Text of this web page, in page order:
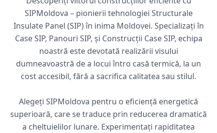
SIPMoldova – pionierii tehnologiei Structurale
Insulate Panel (SIP) în inima Moldovei. Specializați în
Case SIP, Panouri SIP, și Construcții Case SIP, echipa
noastră este devotată realizării visului
dumneavoastră de a locui întro casă termică, la un
cost accesibil, fără a sacrifica calitatea sau stilul.
Alegeți SIPMoldova pentru o eficiență energetică
superioară, care se traduce prin reducerea dramatică
a cheltuielilor lunare. Experimentați rapiditatea